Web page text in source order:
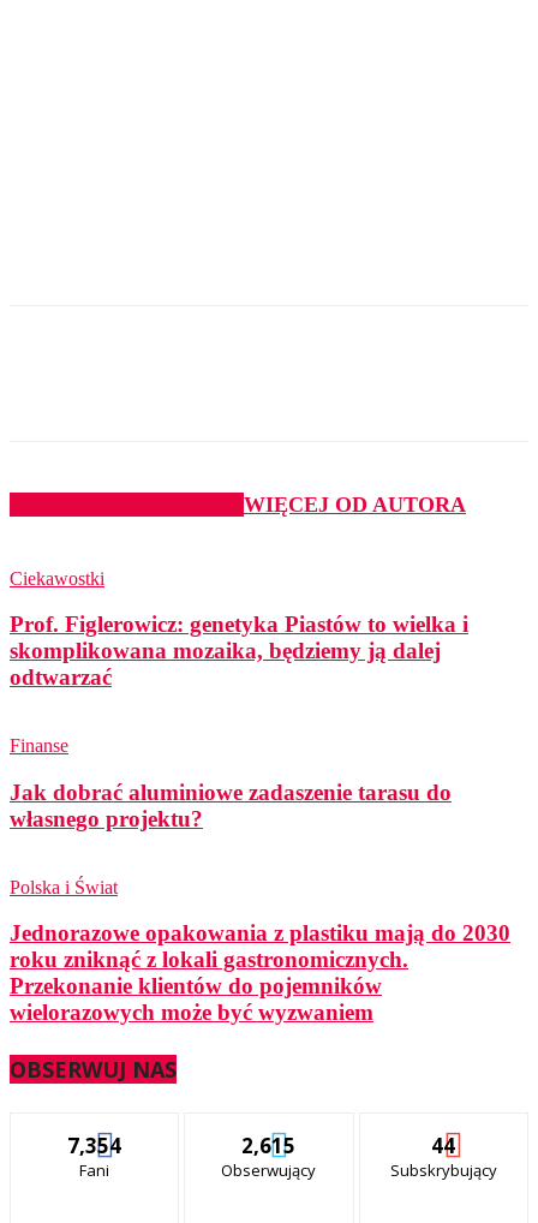
WIĘCEJ OD AUTORA
Ciekawostki
Prof. Figlerowicz: genetyka Piastów to wielka i
skomplikowana mozaika, będziemy ją dalej
odtwarzać
Finanse
Jak dobrać aluminiowe zadaszenie tarasu do
własnego projektu?
Polska i Świat
Jednorazowe opakowania z plastiku mają do 2030
roku zniknąć z lokali gastronomicznych.
Przekonanie klientów do pojemników
wielorazowych może być wyzwaniem
OBSERWUJ NAS
7,354
Fani
2,615
Obserwujący
44
Subskrybujący